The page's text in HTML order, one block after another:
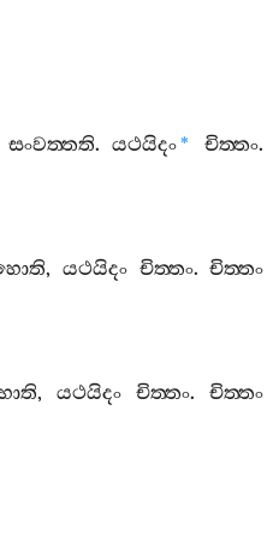
සංවත‍්තති.යථයිදං* චිත‍්තං.
, යථයිදං චිත‍්තං.චිත‍්තං
,යථයිදං චිත‍්තං. චිත‍්තං